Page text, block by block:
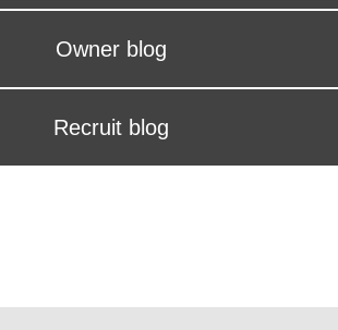
Owner blog
Recruit blog